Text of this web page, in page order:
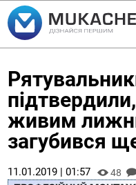
живим
загубився
11.01.2019 | 01:57 48